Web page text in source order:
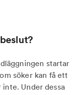
startar
söker kan få ett
Under dessa